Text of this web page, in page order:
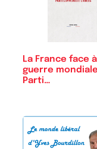
La France face
guerre
Parti…